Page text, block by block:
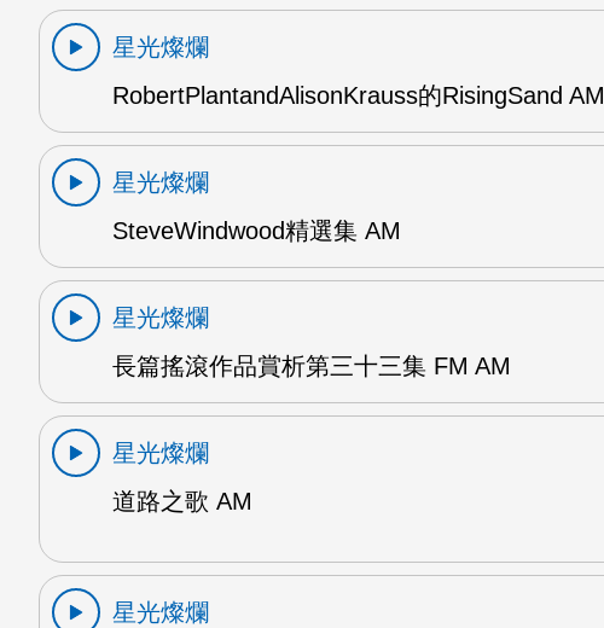
星光燦爛
RobertPlantandAlisonKrauss的RisingSand AM
星光燦爛
SteveWindwood精選集 AM
星光燦爛
長篇搖滾作品賞析第三十三集 FM AM
星光燦爛
道路之歌 AM
星光燦爛